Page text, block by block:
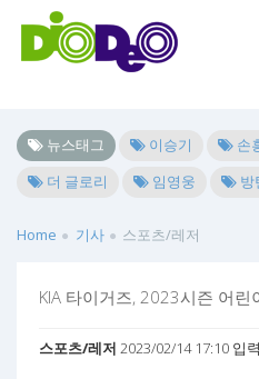
뉴스태그 이승기 손
더 글로리
임영웅 방
Home 기사 스포츠/레저
KIA 타이거즈, 2023시즌 어린
스포츠/레저 2023/02/14 17:10 입